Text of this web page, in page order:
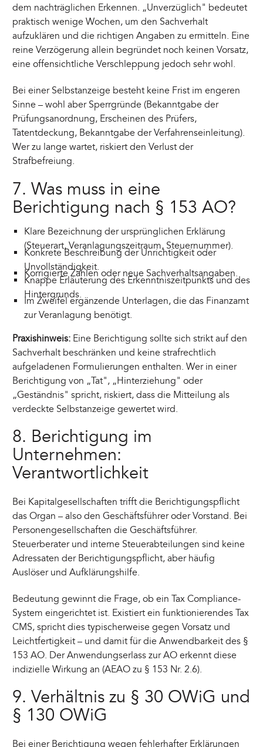
dem nachträglichen Erkennen. „Unverzüglich" bedeutet
praktisch wenige Wochen, um den Sachverhalt
aufzuklären und die richtigen Angaben zu ermitteln. Eine
reine Verzögerung allein begründet noch keinen Vorsatz,
eine offensichtliche Verschleppung jedoch sehr wohl.
Bei einer Selbstanzeige besteht keine Frist im engeren
Sinne – wohl aber Sperrgründe (Bekanntgabe der
Prüfungsanordnung, Erscheinen des Prüfers,
Tatentdeckung, Bekanntgabe der Verfahrenseinleitung).
Wer zu lange wartet, riskiert den Verlust der
Strafbefreiung.
7. Was muss in eine
Berichtigung nach § 153 AO?
Klare Bezeichnung der ursprünglichen Erklärung
(Steuerart, Veranlagungszeitraum, Steuernummer).
Konkrete Beschreibung der Unrichtigkeit oder
Unvollständigkeit.
Korrigierte Zahlen oder neue Sachverhaltsangaben.
Knappe Erläuterung des Erkenntniszeitpunkts und des
Hintergrunds.
Im Zweifel ergänzende Unterlagen, die das Finanzamt
zur Veranlagung benötigt.
Praxishinweis: Eine Berichtigung sollte sich strikt auf den
Sachverhalt beschränken und keine strafrechtlich
aufgeladenen Formulierungen enthalten. Wer in einer
Berichtigung von „Tat", „Hinterziehung" oder
„Geständnis" spricht, riskiert, dass die Mitteilung als
verdeckte Selbstanzeige gewertet wird.
8. Berichtigung im
Unternehmen:
Verantwortlichkeit
Bei Kapitalgesellschaften trifft die Berichtigungspflicht
das Organ – also den Geschäftsführer oder Vorstand. Bei
Personengesellschaften die Geschäftsführer.
Steuerberater und interne Steuerabteilungen sind keine
Adressaten der Berichtigungspflicht, aber häufig
Auslöser und Aufklärungshilfe.
Bedeutung gewinnt die Frage, ob ein Tax Compliance-
System eingerichtet ist. Existiert ein funktionierendes Tax
CMS, spricht dies typischerweise gegen Vorsatz und
Leichtfertigkeit – und damit für die Anwendbarkeit des §
153 AO. Der Anwendungserlass zur AO erkennt diese
indizielle Wirkung an (AEAO zu § 153 Nr. 2.6).
9. Verhältnis zu § 30 OWiG und
§ 130 OWiG
Bei einer Berichtigung wegen fehlerhafter Erklärungen